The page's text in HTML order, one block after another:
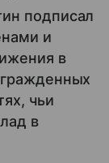
подписал
и
в
чьи
в